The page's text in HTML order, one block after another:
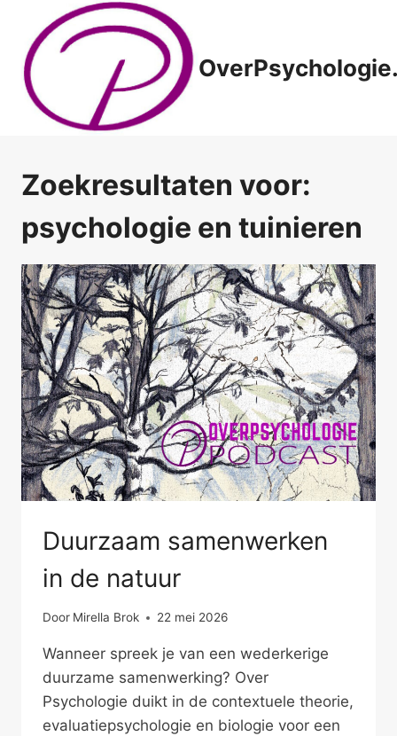
Doorgaan
inhoud
Zoekresultaten voor:
psychologie en tuinieren
Duurzaam samenwerken
in de natuur
Door Mirella Brok 22 mei 2026
Wanneer spreek je van een wederkerige
duurzame samenwerking? Over
Psychologie duikt in de contextuele theorie,
evaluatiepsychologie en biologie voor een